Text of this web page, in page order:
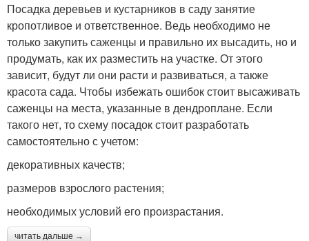
Посадка деревьев и кустарников в саду занятие
кропотливое и ответственное. Ведь необходимо не
только закупить саженцы и правильно их высадить, но и
продумать, как их разместить на участке. От этого
зависит, будут ли они расти и развиваться, а также
красота сада. Чтобы избежать ошибок стоит высаживать
саженцы на места, указанные в дендроплане. Если
такого нет, то схему посадок стоит разработать
самостоятельно с учетом:
декоративных качеств;
размеров взрослого растения;
необходимых условий его произрастания.
читать дальше →